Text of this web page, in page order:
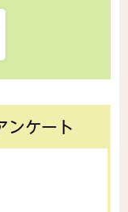
ンケート